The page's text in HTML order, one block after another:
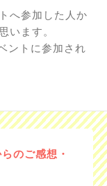
へ参加した人か
います。
ントに参加され
のご感想・